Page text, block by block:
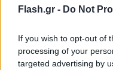
Flash.gr - Do Not
If you wish to opt-out of
processing of your
targeted advertising by
Δείτε live εικόνα